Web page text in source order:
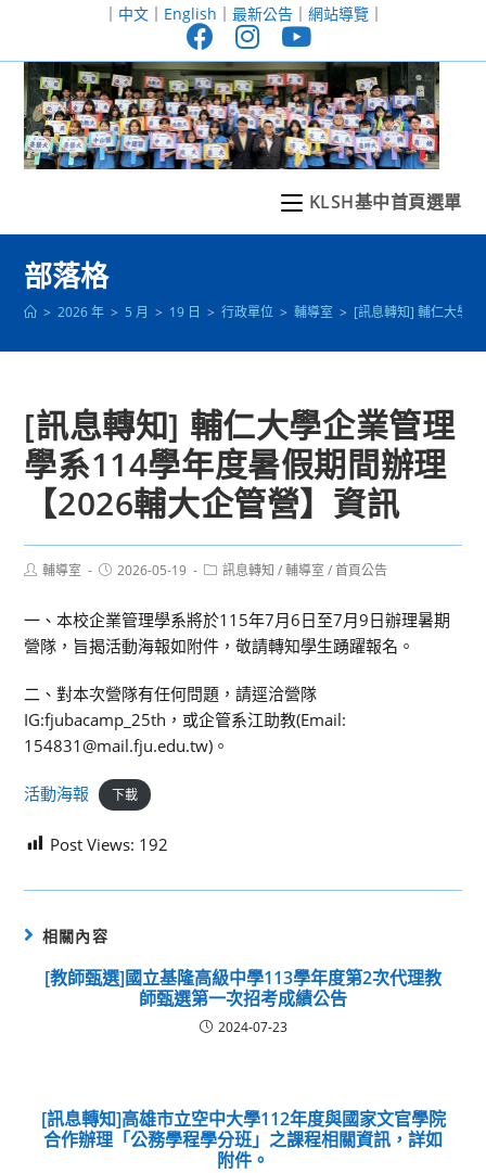
至
｜ 中文｜ English ｜ 最新公告｜ 網站導覽｜
KLSH基中首頁選單
部落格
> 2026 年 > 5 月 > 19 日 > 行政單位 > 輔導室 > [訊息轉知] 輔仁大學
[訊息轉知] 輔仁大學企業管理
學系114學年度暑假期間辦理
【2026輔大企管營】資訊
Post輔導室
Post2026-05-19
Post訊息轉知 / 輔導室 / 首頁公告
一、本校企業管理學系將於115年7月6日至7月9日辦理暑期
營隊，旨揭活動海報如附件，敬請轉知學生踴躍報名。
二、對本次營隊有任何問題，請逕洽營隊
IG:fjubacamp_25th，或企管系江助教(Email:
154831@mail.fju.edu.tw)。
活動海報 下載
Post Views: 192
相關內容
[教師甄選]國立基隆高級中學113學年度第2次代理教
師甄選第一次招考成績公告
2024-07-23
[訊息轉知]高雄市立空中大學112年度與國家文官學院
合作辦理「公務學程學分班」之課程相關資訊，詳如
附件。